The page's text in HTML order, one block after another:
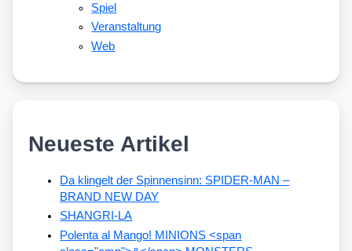
Spiel
Veranstaltung
Web
Neueste Artikel
Da klingelt der Spinnensinn: SPIDER-MAN –
BRAND NEW DAY
SHANGRI-LA
Polenta al Mango! MINIONS <span